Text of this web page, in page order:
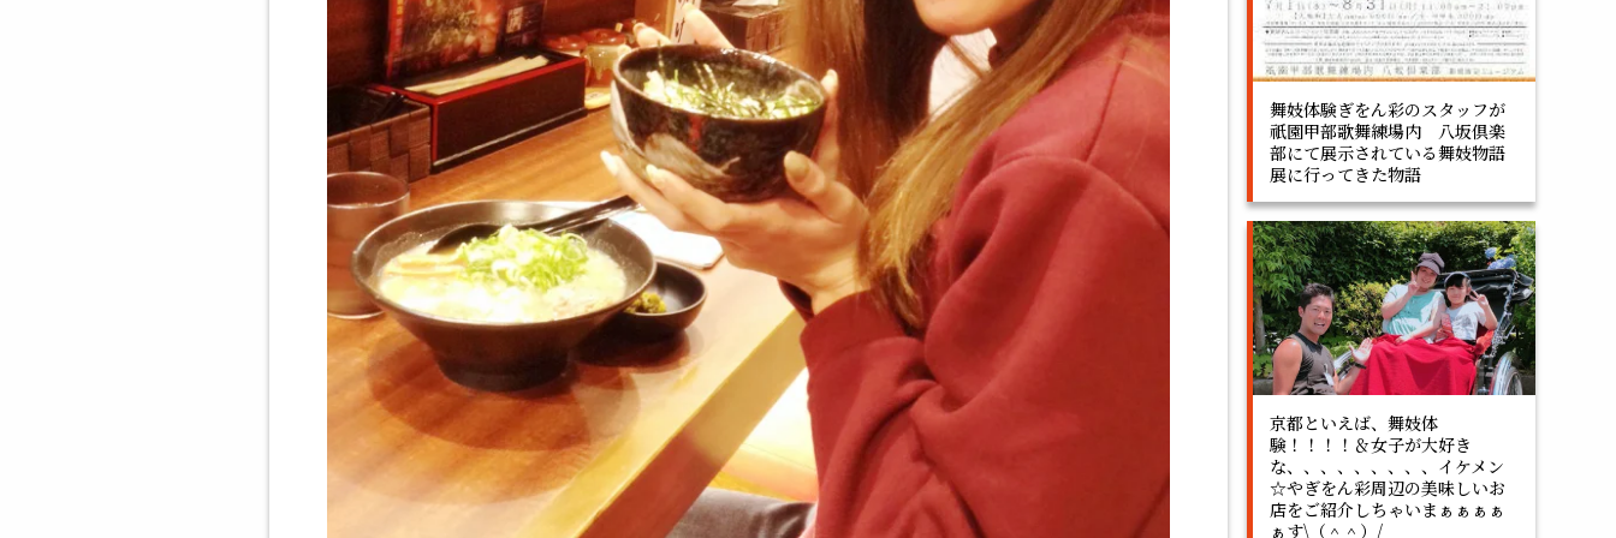
舞妓体験ぎをん彩のスタッフが
祇園甲部歌舞練場内 八坂倶楽
部にて展示されている舞妓物語
展に行ってきた物語
京都といえば、舞妓体
験！！！！＆女子が大好き
な、、、、、、、、、イケメン
☆やぎをん彩周辺の美味しいお
店をご紹介しちゃいまぁぁぁぁ
ぁす\（＾＾）/